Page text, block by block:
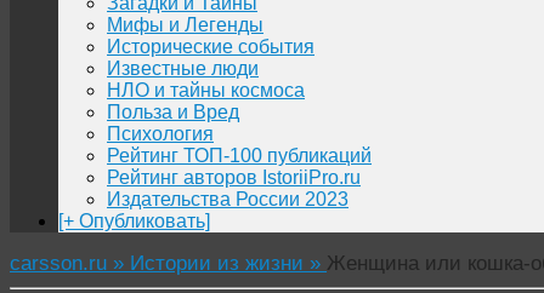
Мифы и Легенды
Исторические события
Известные люди
НЛО и тайны космоса
Польза и Вред
Психология
Рейтинг ТОП-100 публикаций
Рейтинг авторов IstoriiPro.ru
Издательства России 2023
[+ Опубликовать]
carsson.ru » Истории из жизни » Женщина или кошка-